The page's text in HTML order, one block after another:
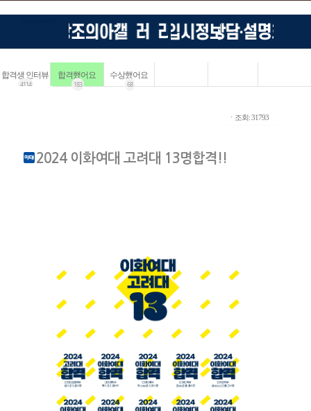
합격생 인터뷰
4114
합격했어요
183
수상했어요
68
ㆍ조회: 31793
2024 이화여대 고려대 13명합격!!